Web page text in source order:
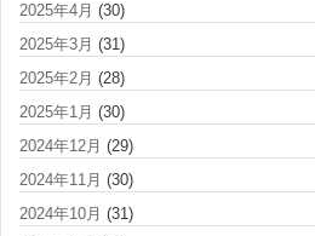
2025年4月 (30)
2025年3月 (31)
2025年2月 (28)
2025年1月 (30)
2024年12月 (29)
2024年11月 (30)
2024年10月 (31)